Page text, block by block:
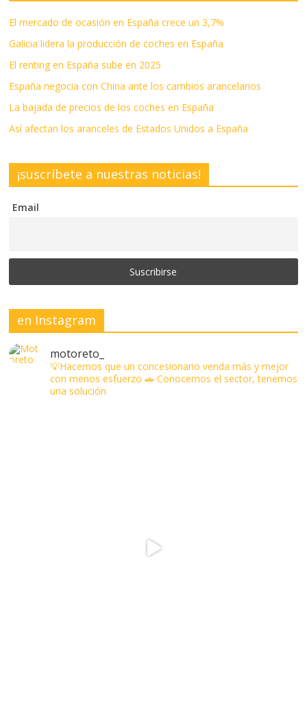
El mercado de ocasión en España crece un 3,7%
Galicia lidera la producción de coches en España
El renting en España sube en 2025
España negocia con China ante los cambios arancelarios
La bajada de precios de los coches en España
Así afectan los aranceles de Estados Unidos a España
¡suscríbete a nuestras noticias!
Email
en Instagram
motoreto_
💡Hacemos que un concesionario venda más y mejor
con menos esfuerzo 🚗 Conocemos el sector, tenemos
una solución